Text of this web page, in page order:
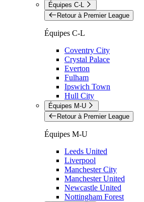
Équipes C-L
Retour à Premier League
Équipes C-L
Coventry City
Crystal Palace
Everton
Fulham
Ipswich Town
Hull City
Équipes M-U
Retour à Premier League
Équipes M-U
Leeds United
Liverpool
Manchester City
Manchester United
Newcastle United
Nottingham Forest